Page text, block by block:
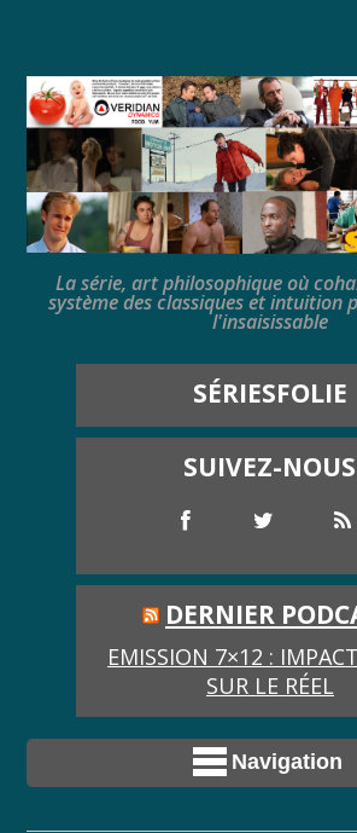
La série, art philosophique où
système des classiques et intuition
l'insaisissable
SÉRIESFOLIE
SUIVEZ-NOUS
DERNIER
EMISSION 7×12 :
SUR LE RÉEL
Navigation